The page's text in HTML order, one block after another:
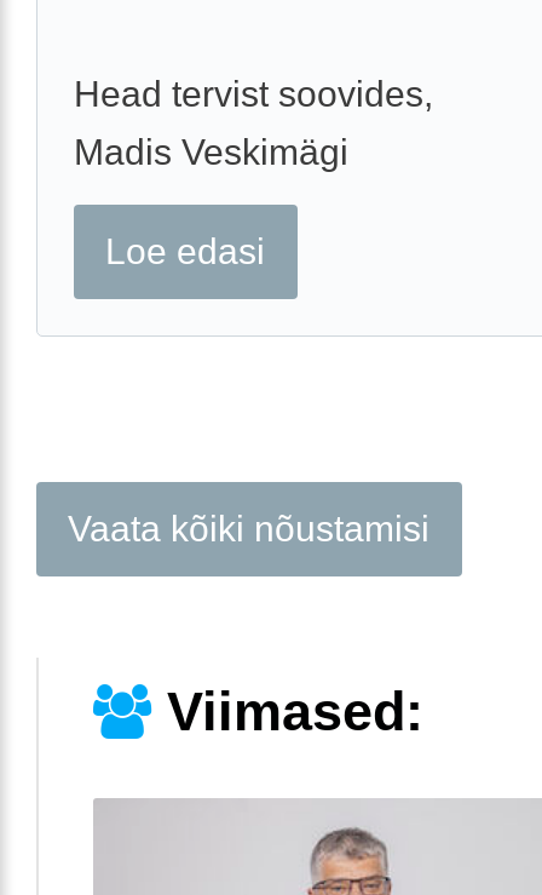
Head tervist soovides,
Madis Veskimägi
Loe edasi
Vaata kõiki nõustamisi
Viimased: